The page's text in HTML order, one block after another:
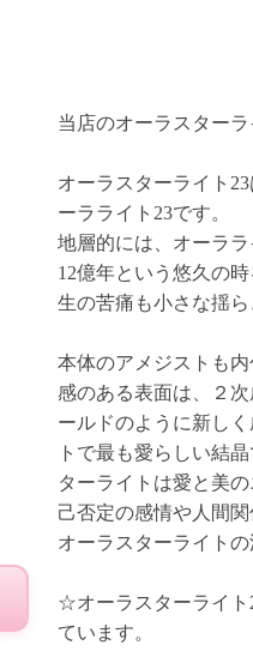
当店のオーラスター
オーラスターライト
ーラライト23です。
地層的には、オーラ
12億年という悠久の
生の苦痛も小さな揺
本体のアメジストも
感のある表面は、２
ールドのように新し
トで最も愛らしい結
ターライトは愛と美
己否定の感情や人間
オーラスターライト
☆オーラスターライト
ています。